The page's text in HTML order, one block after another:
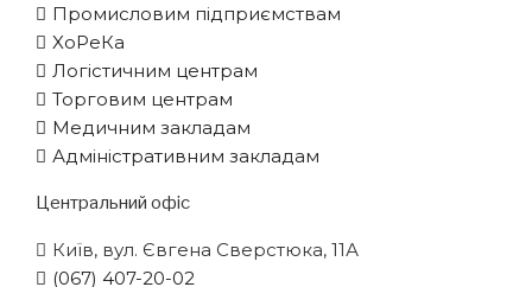
Промисловим підприємствам
XоРеКа
Логістичним центрам
Торговим центрам
Медичним закладам
Адміністративним закладам
Центральний офіс
Київ, вул. Євгена Сверстюка, 11А
(067) 407-20-02